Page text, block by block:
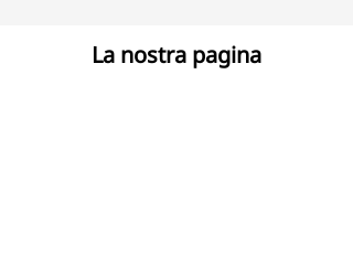
La nostra pagina